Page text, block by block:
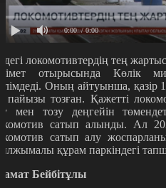
0:00 / 0:00
локомотивтердің тең
отырысында Көлік
Оның айтуынша, қазір
пайызы тозған. Қажетті
мен тозу деңгейін
сатып алынды. Ал
сатып алу
құрам паркіндегі
Бейбітұлы